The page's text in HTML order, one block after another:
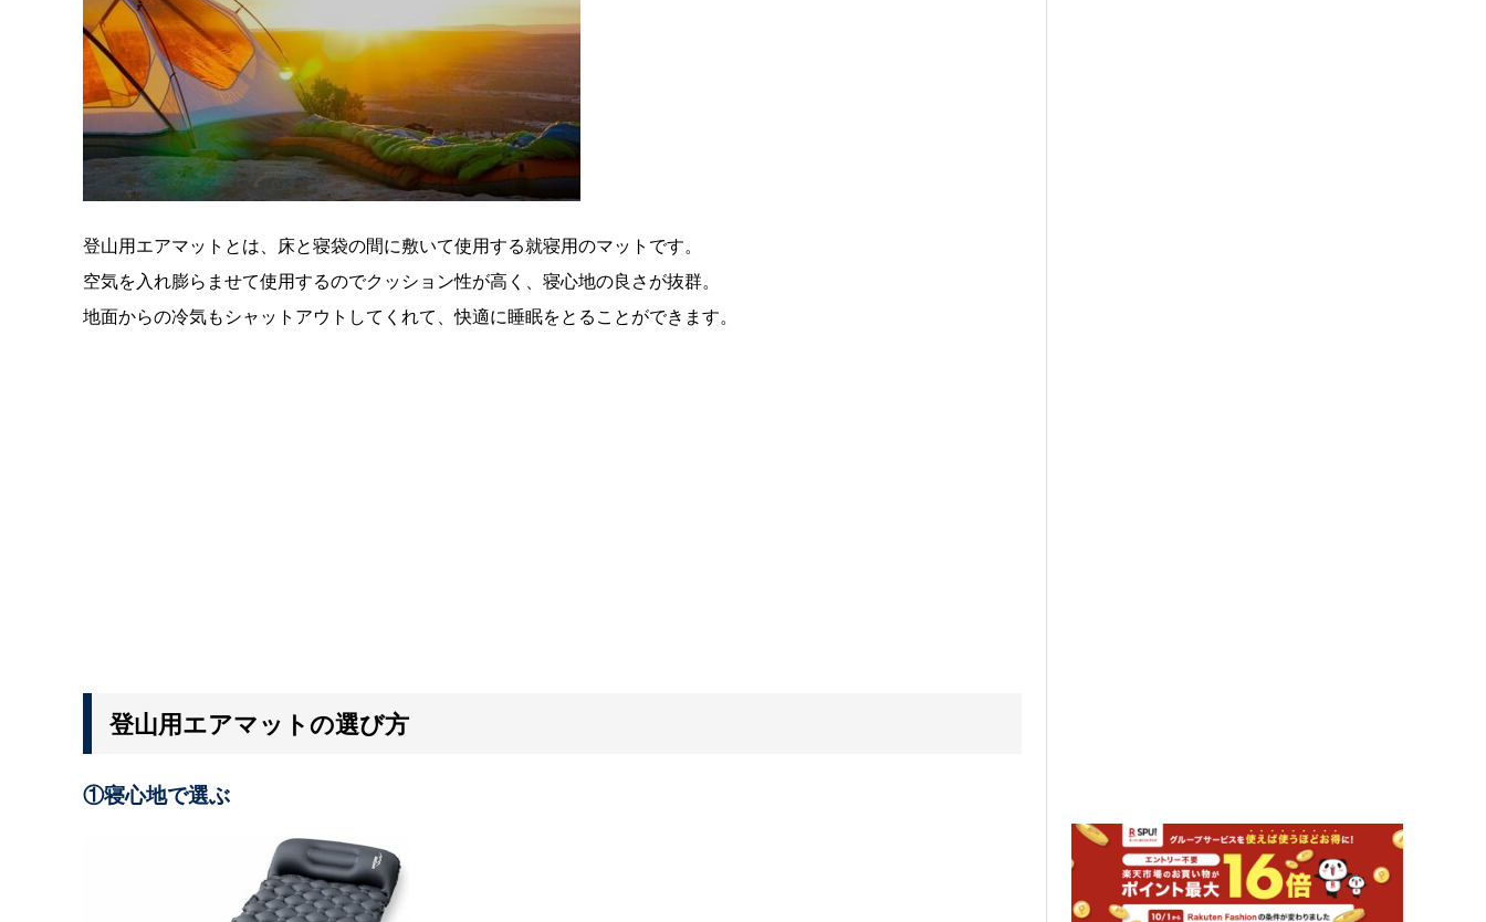
登山用エアマットとは、床と寝袋の間に敷いて使用する就寝用のマットです。
空気を入れ膨らませて使用するのでクッション性が高く、寝心地の良さが抜群。
地面からの冷気もシャットアウトしてくれて、快適に睡眠をとることができます。
登山用エアマットの選び方
①寝心地で選ぶ